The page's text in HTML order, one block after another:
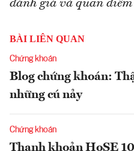
đánh giá và quan
BÀI LIÊN QUAN
Chứng khoán
Blog chứng khoán:
những cú nảy
Chứng khoán
Thanh khoản HoSE